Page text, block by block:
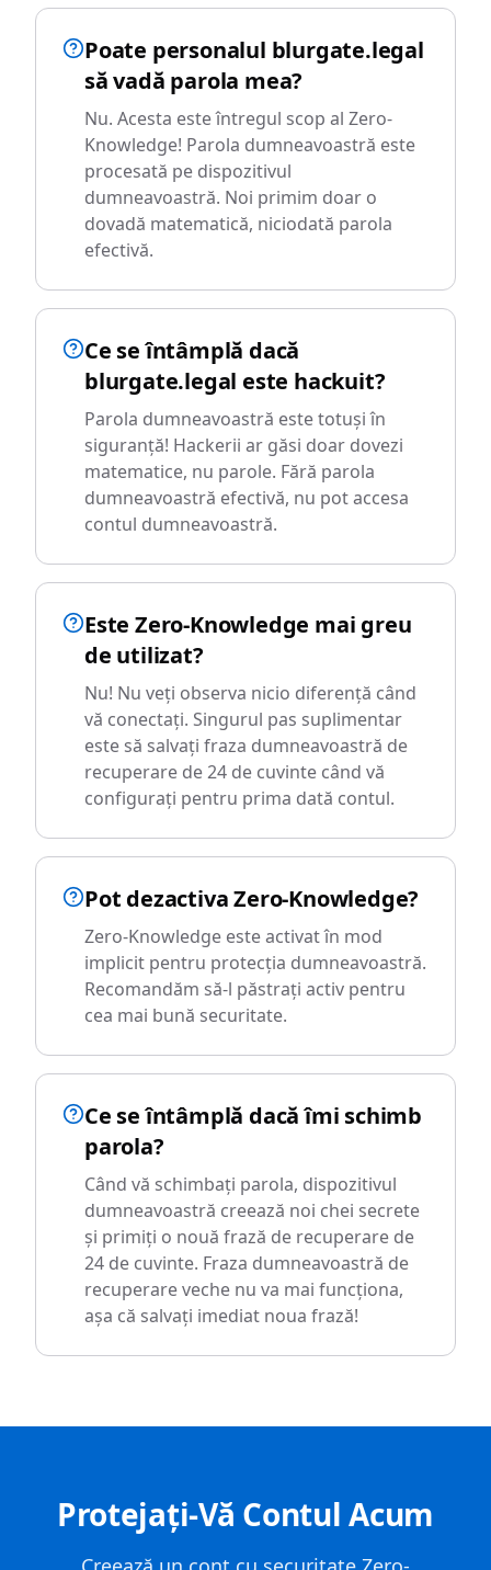
Poate personalul blurgate.legal
să vadă parola mea?
Nu. Acesta este întregul scop al Zero-
Knowledge! Parola dumneavoastră este
procesată pe dispozitivul
dumneavoastră. Noi primim doar o
dovadă matematică, niciodată parola
efectivă.
Ce se întâmplă dacă
blurgate.legal este hackuit?
Parola dumneavoastră este totuși în
siguranță! Hackerii ar găsi doar dovezi
matematice, nu parole. Fără parola
dumneavoastră efectivă, nu pot accesa
contul dumneavoastră.
Este Zero-Knowledge mai greu
de utilizat?
Nu! Nu veți observa nicio diferență când
vă conectați. Singurul pas suplimentar
este să salvați fraza dumneavoastră de
recuperare de 24 de cuvinte când vă
configurați pentru prima dată contul.
Pot dezactiva Zero-Knowledge?
Zero-Knowledge este activat în mod
implicit pentru protecția dumneavoastră.
Recomandăm să-l păstrați activ pentru
cea mai bună securitate.
Ce se întâmplă dacă îmi schimb
parola?
Când vă schimbați parola, dispozitivul
dumneavoastră creează noi chei secrete
și primiți o nouă frază de recuperare de
24 de cuvinte. Fraza dumneavoastră de
recuperare veche nu va mai funcționa,
așa că salvați imediat noua frază!
Protejați-Vă Contul Acum